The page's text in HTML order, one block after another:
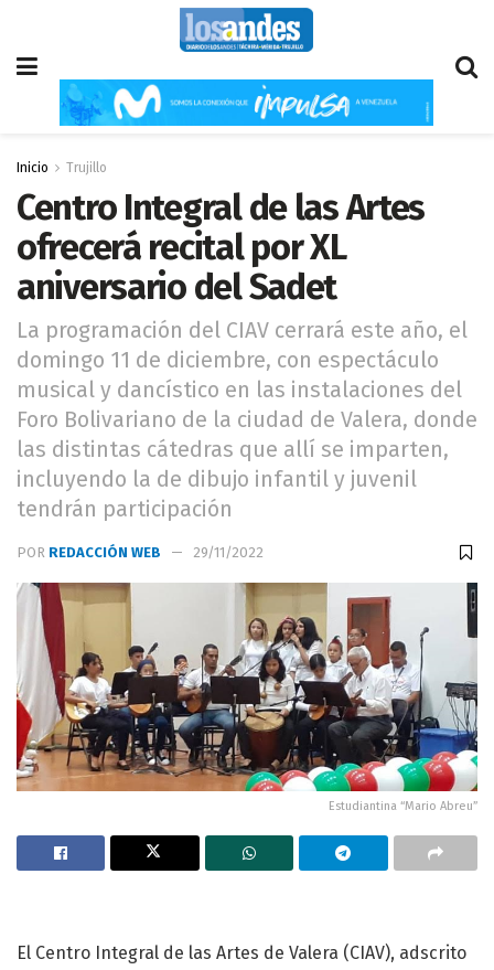
Inicio Trujillo
Centro Integral de las Artes
ofrecerá recital por XL
aniversario del Sadet
La programación del CIAV cerrará este año, el
domingo 11 de diciembre, con espectáculo
musical y dancístico en las instalaciones del
Foro Bolivariano de la ciudad de Valera, donde
las distintas cátedras que allí se imparten,
incluyendo la de dibujo infantil y juvenil
tendrán participación
POR REDACCIÓN WEB 29/11/2022
Estudiantina “Mario Abreu”
El Centro Integral de las Artes de Valera (CIAV), adscrito